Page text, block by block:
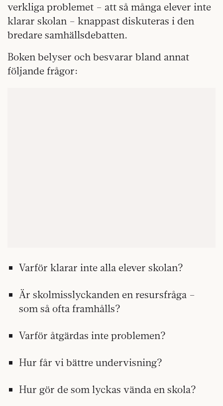
verkliga problemet – att så många elever inte
klarar skolan – knappast diskuteras i den
bredare samhällsdebatten.
Boken belyser och besvarar bland annat
följande frågor:
Varför klarar inte alla elever skolan?
Är skolmisslyckanden en resursfråga –
som så ofta framhålls?
Varför åtgärdas inte problemen?
Hur får vi bättre undervisning?
Hur gör de som lyckas vända en skola?